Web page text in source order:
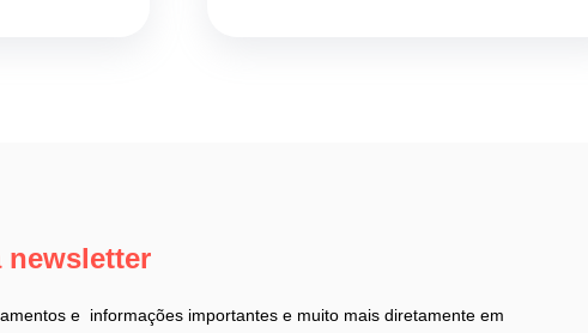
newsletter
e informações importantes e muito mais diretamente em